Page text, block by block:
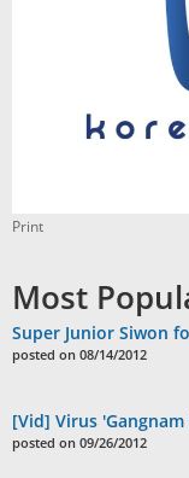
Print
Most
Super Junior Siwon
posted on 08/14/2012
[Vid] Virus
posted on 09/26/2012